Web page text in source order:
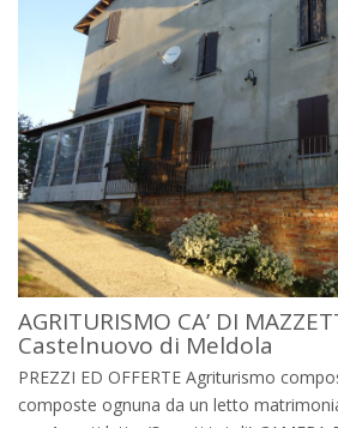
AGRITURISMO CA’ DI
Castelnuovo di Meldola
PREZZI ED OFFERTE Agriturismo
composte ognuna da un letto